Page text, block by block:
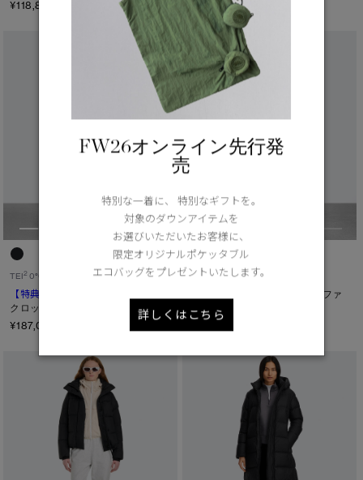
¥118,800（tax in）
TEI2 0°C / -15°C
【特典対象】
クロップド パッファー
¥187,000（tax in）
TEI4-15°C / -25°C
サイプレス パッファ
FW26オンライン先行発
売
特別な一着に、 特別なギフトを。
対象のダウンアイテムを
お選びいただいたお客様に、
限定オリジナルポケッタブル
エコバッグをプレゼントいたします。
詳しくはこちら